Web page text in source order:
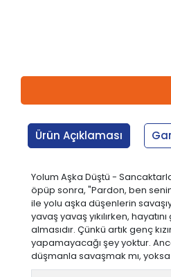
Ürün Açıklaması
Yolum Aşka Düştü -
öpüp sonra, "Pardon, ben
ile yolu aşka düşenlerin
yavaş yavaş yıkılırken,
almasıdır. Çünkü artık genç
yapamayacağı şey yoktur.
düşmanla savaşmak mı,